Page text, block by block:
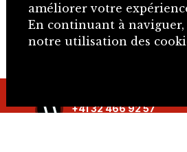
+41 32 466 92 57
améliorer votre
En continuant à naviguer,
notre utilisation des